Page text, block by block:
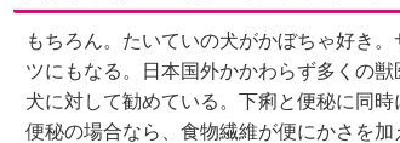
もちろん。たいていの犬がかぼちゃ好き
ツにもなる。日本国外かかわらず多くの
犬に対して勧めている。下痢と便秘に同
便秘の場合なら、食物繊維が便にかさを